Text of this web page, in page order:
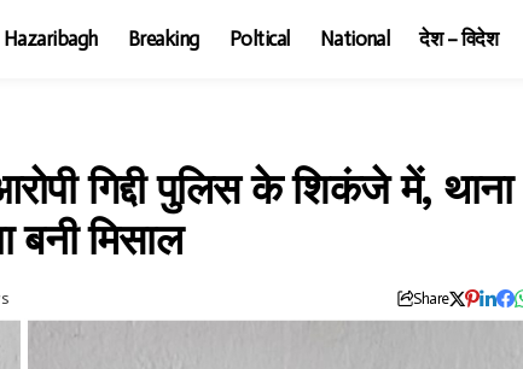
Hazaribagh Breaking Poltical National देश – विदेश
गिद्दी पुलिस के शिकंजे में, थाना
बनी मिसाल
Share